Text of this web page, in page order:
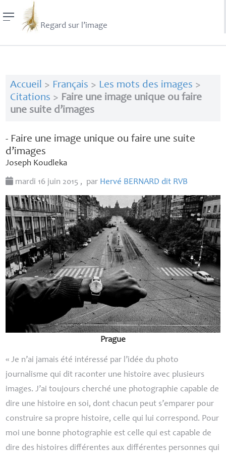
Regard sur l’image
Accueil > Français > Les mots des images >
Citations > Faire une image unique ou faire
une suite d’images
- Faire une image unique ou faire une suite
d’images
Joseph Koudleka
mardi 16 juin 2015 , par Hervé BERNARD dit RVB
Prague
« Je n’ai jamais été intéressé par l’idée du photo
journalisme qui dit raconter une histoire avec plusieurs
images. J’ai toujours cherché une photographie capable de
dire une histoire en soi, dont chacun peut s’emparer pour
construire sa propre histoire, celle qui lui correspond. Pour
moi une bonne photographie est celle qui est capable de
dire des histoires différentes aux différentes personnes qui